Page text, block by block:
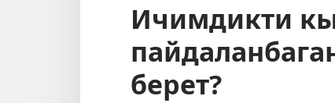
Ичимдикти
берет?